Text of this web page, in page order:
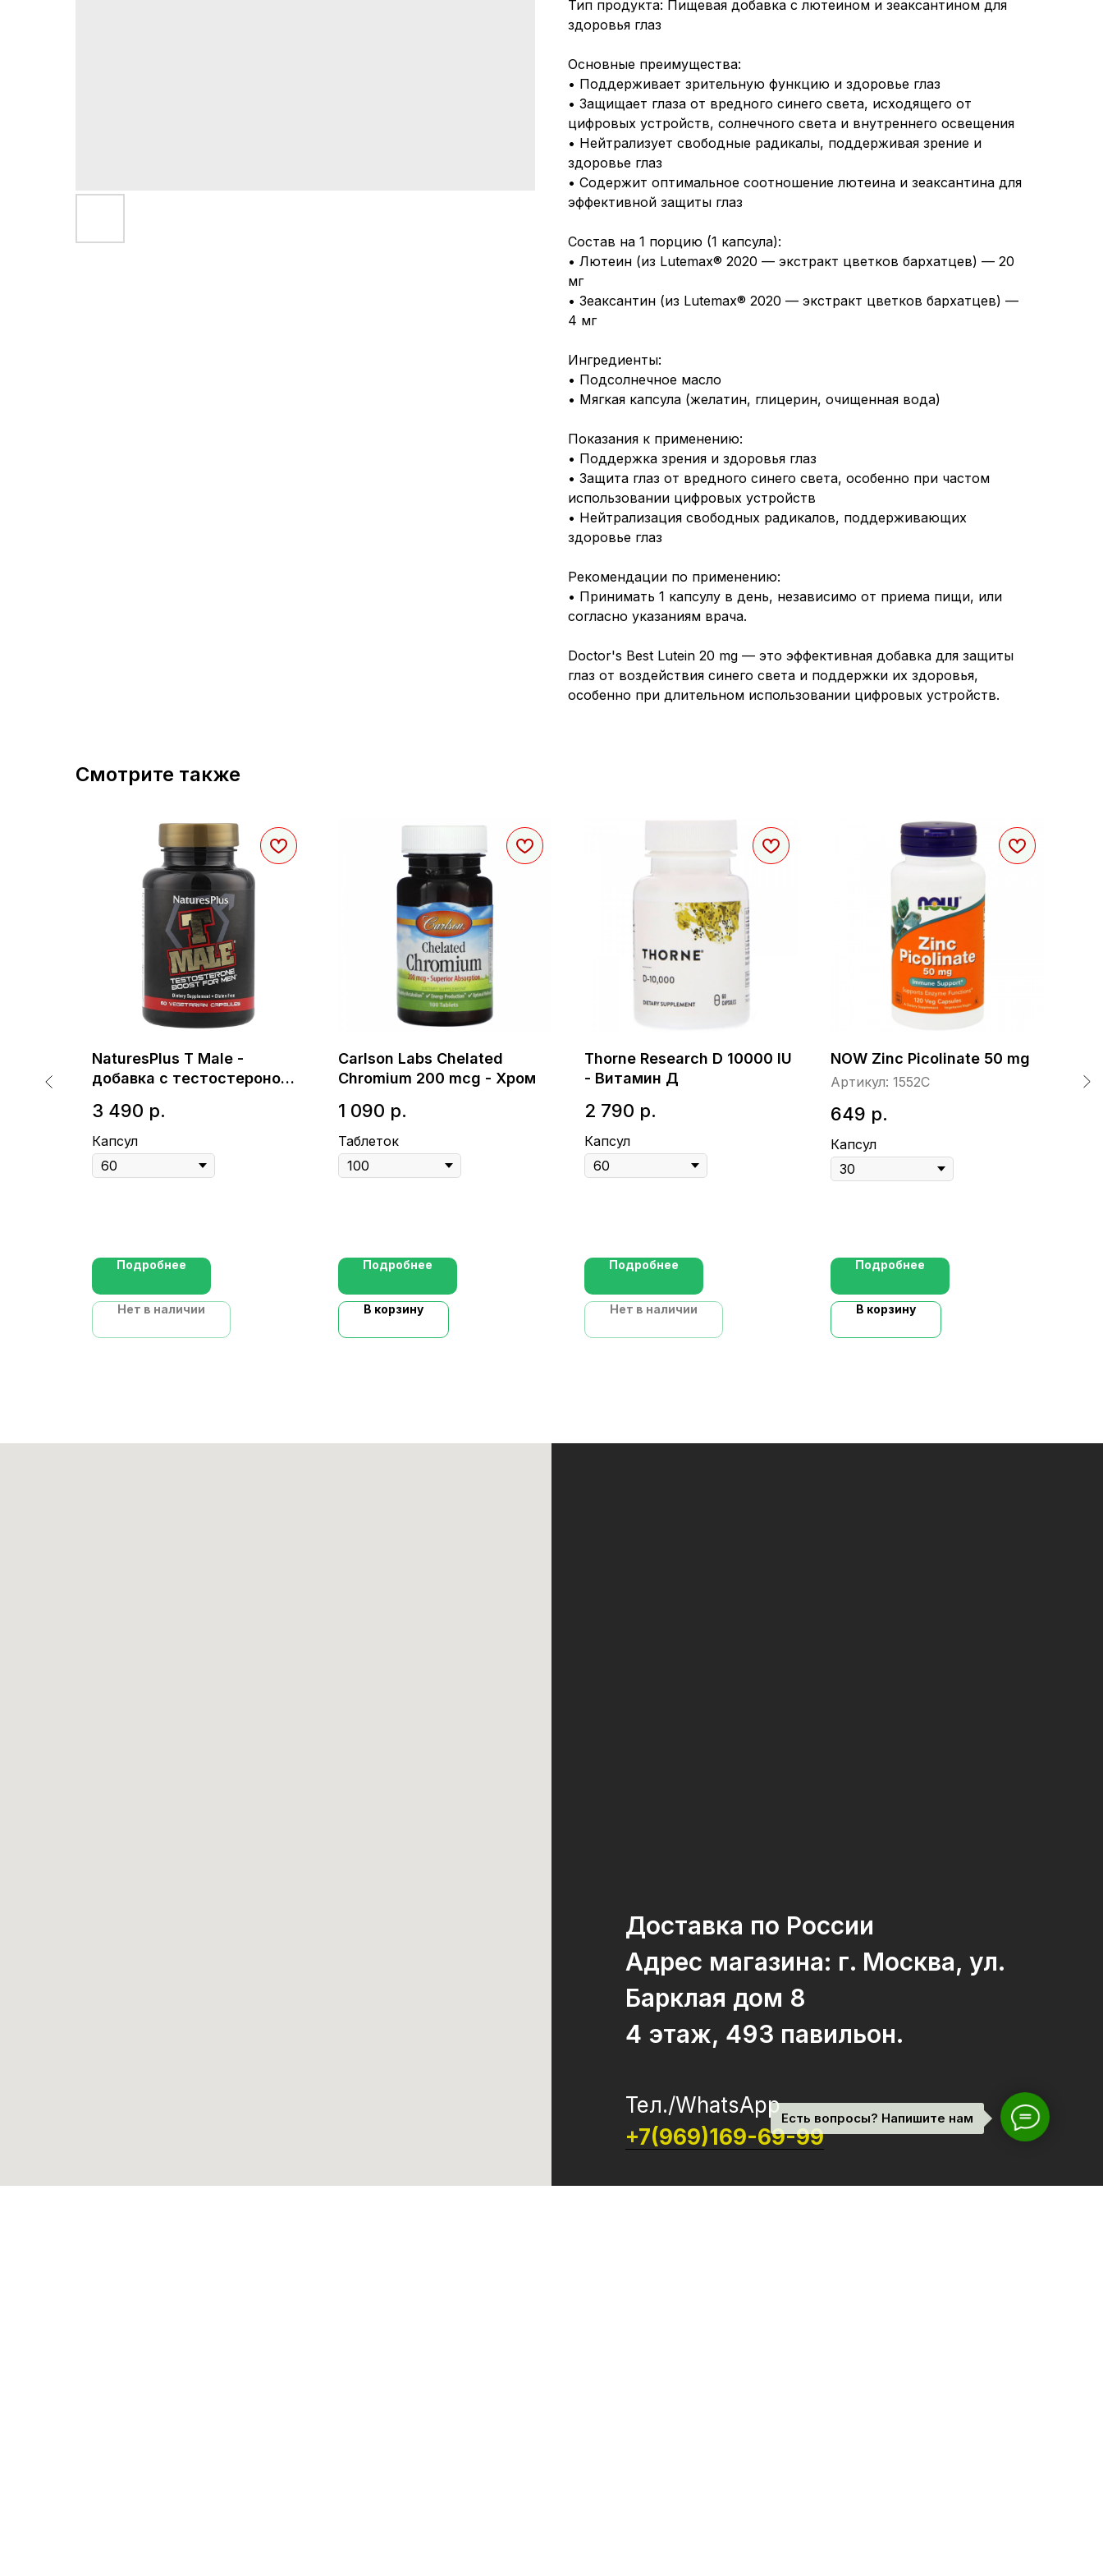
Тип продукта: Пищевая добавка с лютеином и зеаксантином для
здоровья глаз
Основные преимущества:
• Поддерживает зрительную функцию и здоровье глаз
• Защищает глаза от вредного синего света, исходящего от
цифровых устройств, солнечного света и внутреннего освещения
• Нейтрализует свободные радикалы, поддерживая зрение и
здоровье глаз
• Содержит оптимальное соотношение лютеина и зеаксантина для
эффективной защиты глаз
Состав на 1 порцию (1 капсула):
• Лютеин (из Lutemax® 2020 — экстракт цветков бархатцев) — 20
мг
• Зеаксантин (из Lutemax® 2020 — экстракт цветков бархатцев) —
4 мг
Ингредиенты:
• Подсолнечное масло
• Мягкая капсула (желатин, глицерин, очищенная вода)
Показания к применению:
• Поддержка зрения и здоровья глаз
• Защита глаз от вредного синего света, особенно при частом
использовании цифровых устройств
• Нейтрализация свободных радикалов, поддерживающих
здоровье глаз
Рекомендации по применению:
• Принимать 1 капсулу в день, независимо от приема пищи, или
согласно указаниям врача.
Doctor's Best Lutein 20 mg — это эффективная добавка для защиты
глаз от воздействия синего света и поддержки их здоровья,
особенно при длительном использовании цифровых устройств.
Смотрите также
NaturesPlus T Male -
добавка с тестостероном
3 490 р.
Капсул
Подробнее
Нет в наличии
Carlson Labs Chelated
Chromium 200 mcg - Хром
1 090 р.
Таблеток
Подробнее
В корзину
Thorne Research D 10000 IU
- Витамин Д
2 790 р.
Капсул
Подробнее
Нет в наличии
NOW Zinc Picolinate 50 mg
Артикул: 1552C
649 р.
Капсул
Подробнее
В корзину
1
Доставка по России
Адрес магазина: г. Москва, ул.
Барклая дом 8
4 этаж, 493 павильон.
Тел./WhatsApp
+7(969)169-69-99
ООО "Жизнь"
Есть вопросы? Напишите нам